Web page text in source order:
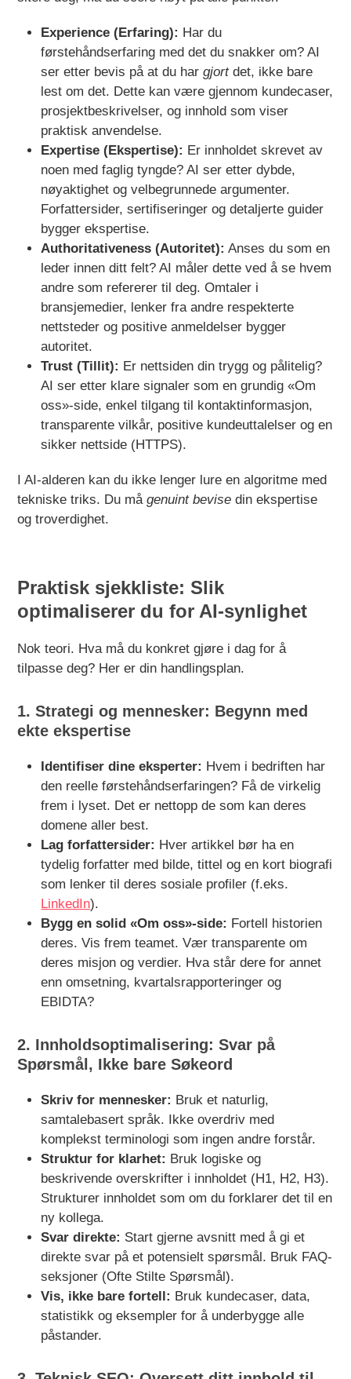
Experience (Erfaring): Har du
førstehåndserfaring med det du snakker om? AI
ser etter bevis på at du hargjortdet, ikke bare
lest om det. Dette kan være gjennom kundecaser,
prosjektbeskrivelser, og innhold som viser
praktisk anvendelse.
Expertise (Ekspertise): Er innholdet skrevet av
noen med faglig tyngde? AI ser etter dybde,
nøyaktighet og velbegrunnede argumenter.
Forfattersider, sertifiseringer og detaljerte guider
bygger ekspertise.
Authoritativeness (Autoritet): Anses du som en
leder innen ditt felt? AI måler dette ved å se hvem
andre som refererer til deg. Omtaler i
bransjemedier, lenker fra andre respekterte
nettsteder og positive anmeldelser bygger
autoritet.
Trust (Tillit): Er nettsiden din trygg og pålitelig?
AI ser etter klare signaler som en grundig «Om
oss»-side, enkel tilgang til kontaktinformasjon,
transparente vilkår, positive kundeuttalelser og en
sikker nettside (HTTPS).
I AI-alderen kan du ikke lenger lure en algoritme med
tekniske triks. Du mågenuint bevise din ekspertise
og troverdighet.
Praktisk sjekkliste: Slik
optimaliserer du for AI-synlighet
Nok teori. Hva må du konkret gjøre i dag for å
tilpasse deg? Her er din handlingsplan.
1. Strategi og mennesker: Begynn med
ekte ekspertise
Identifiser dine eksperter: Hvem i bedriften har
den reelle førstehåndserfaringen? Få de virkelig
frem i lyset. Det er nettopp de som kan deres
domene aller best.
Lag forfattersider: Hver artikkel bør ha en
tydelig forfatter med bilde, tittel og en kort biografi
som lenker til deres sosiale profiler (f.eks.
LinkedIn).
Bygg en solid «Om oss»-side: Fortell historien
deres. Vis frem teamet. Vær transparente om
deres misjon og verdier. Hva står dere for annet
enn omsetning, kvartalsrapporteringer og
EBIDTA?
2. Innholdsoptimalisering: Svar på
Spørsmål, Ikke bare Søkeord
Skriv for mennesker: Bruk et naturlig,
samtalebasert språk. Ikke overdriv med
komplekst terminologi som ingen andre forstår.
Struktur for klarhet: Bruk logiske og
beskrivende overskrifter i innholdet (H1, H2, H3).
Strukturer innholdet som om du forklarer det til en
ny kollega.
Svar direkte: Start gjerne avsnitt med å gi et
direkte svar på et potensielt spørsmål. Bruk FAQ-
seksjoner (Ofte Stilte Spørsmål).
Vis, ikke bare fortell: Bruk kundecaser, data,
statistikk og eksempler for å underbygge alle
påstander.